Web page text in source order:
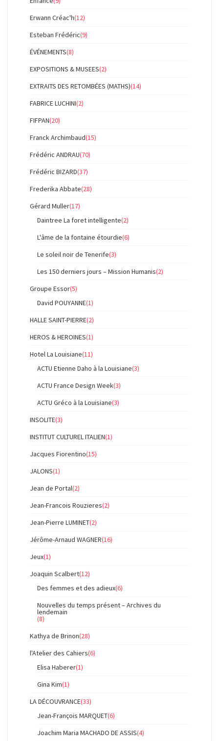
Erwann Créac'h(12)
Esteban Frédéric(9)
ÉVÉNEMENTS(8)
EXPOSITIONS & MUSEES(2)
EXTRAITS DES RETOMBÉES (MATHS)(14)
FABRICE LUCHINI(2)
FIFPAN(20)
Franck Archimbaud(15)
Frédéric ANDRAU(70)
Frédéric BIZARD(37)
Frederika Abbate(28)
Gérard Muller(17)
Daintree La foret intelligente(2)
L'âme de la fontaine étourdie(6)
Le soleil noir de Tenerife(3)
Les 150 derniers jours – Mission Humanis(2)
Groupe Essor(5)
David POUYANNE(1)
HALLE SAINT-PIERRE(2)
HEROS & HEROINES(1)
Hotel La Louisiane(11)
ACTU Etienne Daho à la Louisiane(3)
ACTU France Design Week(3)
ACTU Gréco à la Louisiane(3)
INSOLITE(3)
INSTITUT CULTUREL ITALIEN(1)
Jacques Fiorentino(15)
JALONS(1)
Jean de Portal(2)
Jean-Francois Rouzieres(2)
Jean-Pierre LUMINET(2)
Jérôme-Arnaud WAGNER(16)
Jeux(1)
Joaquin Scalbert(12)
Des femmes et des adieux(6)
Nouvelles du temps présent – Archives du
lendemain
(8)
Kathya de Brinon(28)
l'Atelier des Cahiers(6)
Elisa Haberer(1)
Gina Kim(1)
LA DÉCOUVRANCE(33)
Jean-François MARQUET(6)
Joachim Maria MACHADO DE ASSIS(4)